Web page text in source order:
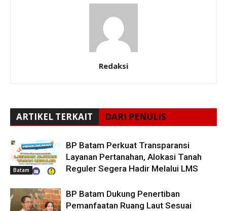
Redaksi
ARTIKEL TERKAIT DARI PENULIS
Batam
BP Batam Perkuat Transparansi
Layanan Pertanahan, Alokasi Tanah
Reguler Segera Hadir Melalui LMS
BP Batam Dukung Penertiban
Pemanfaatan Ruang Laut Sesuai